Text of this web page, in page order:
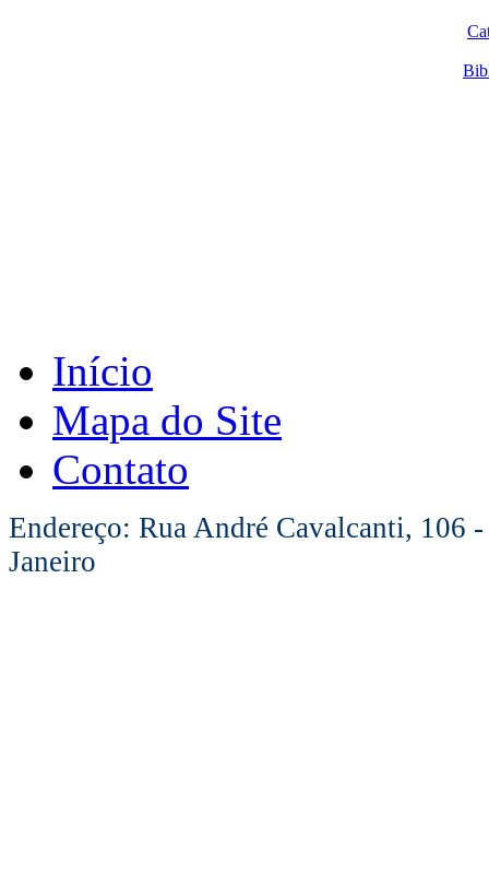
Início
Mapa do Site
Contato
Endereço: Rua André Cavalcanti, 106
Janeiro